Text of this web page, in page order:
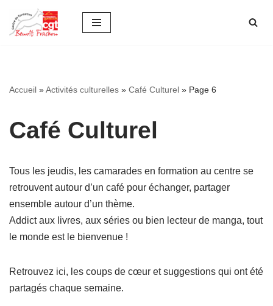
Aller
Accueil »Activités culturelles » Café Culturel » Page 6
Café Culturel
Tous les jeudis, les camarades en formation au centre se
retrouvent autour d’un café pour échanger, partager
ensemble autour d’un thème.
Addict aux livres, aux séries ou bien lecteur de manga, tout
le monde est le bienvenue !
Retrouvez ici, les coups de cœur et suggestions qui ont été
partagés chaque semaine.